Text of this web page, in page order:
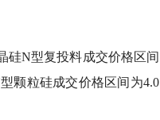
硅N型复投料成交价格区间
颗粒硅成交价格区间为4.0